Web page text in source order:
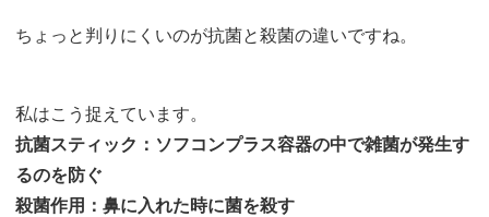
ちょっと判りにくいのが抗菌と殺菌の違いですね。
私はこう捉えています。
抗菌スティック：ソフコンプラス容器の中で雑菌が発生す
るのを防ぐ
殺菌作用：鼻に入れた時に菌を殺す